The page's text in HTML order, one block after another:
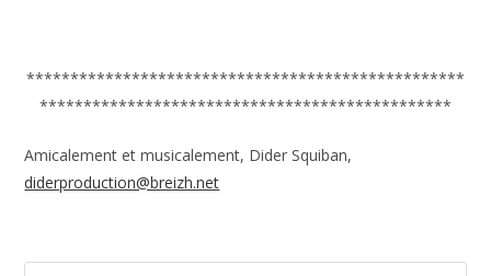
**************************************************
***********************************************
Amicalement et musicalement, Dider Squiban,
diderproduction@breizh.net